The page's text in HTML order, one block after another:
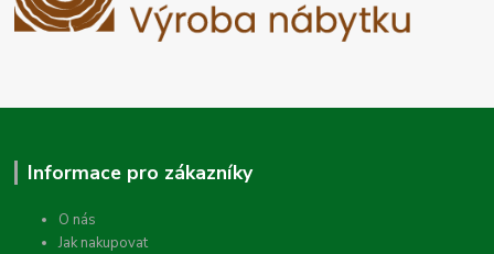
Informace pro zákazníky
O nás
Jak nakupovat